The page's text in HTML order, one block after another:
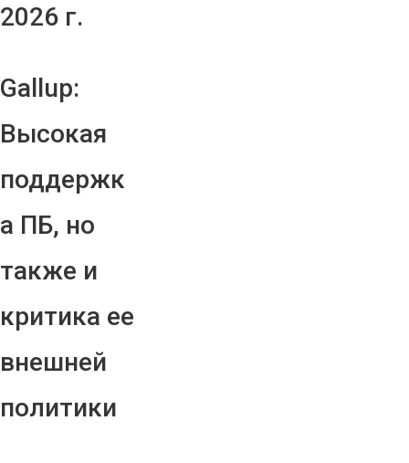
2026 г.
Gallup:
Высокая
поддержк
а ПБ, но
также и
критика ее
внешней
политики